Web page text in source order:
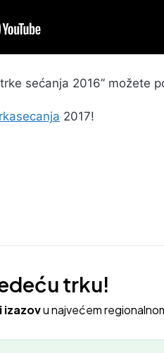
sećanja 2016” možete
2017!
trku!
izazovu najvećem